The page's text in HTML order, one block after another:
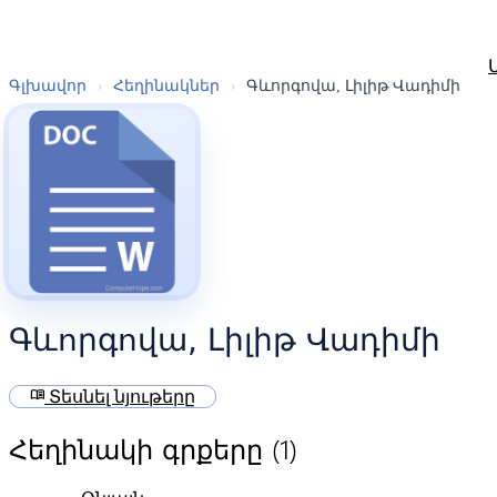
Գլխավոր › Հեղինակներ › Գևորգովա, Լիլիթ Վադիմի
Գևորգովա, Լիլիթ Վադիմի
menu_book Տեսնել նյութերը
Հեղինակի գրքերը (1)